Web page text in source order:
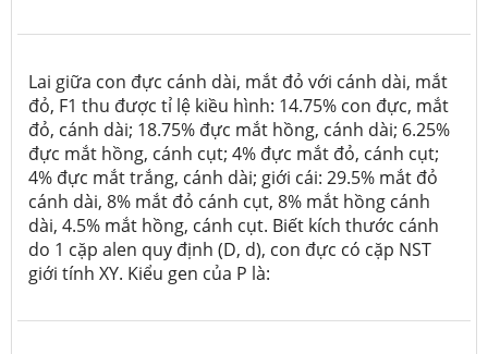
Lai giữa con đực cánh dài, mắt đỏ với cánh dài, mắt
đỏ, F1 thu được tỉ lệ kiều hình: 14.75% con đực, mắt
đỏ, cánh dài; 18.75% đực mắt hồng, cánh dài; 6.25%
đực mắt hồng, cánh cụt; 4% đực mắt đỏ, cánh cụt;
4% đực mắt trắng, cánh dài; giới cái: 29.5% mắt đỏ
cánh dài, 8% mắt đỏ cánh cụt, 8% mắt hồng cánh
dài, 4.5% mắt hồng, cánh cụt. Biết kích thước cánh
do 1 cặp alen quy định (D, d), con đực có cặp NST
giới tính XY. Kiểu gen của P là: